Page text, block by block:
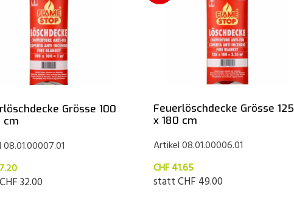
Grösse 100
cm
CHF 32.00
Feuerlöschdecke Grösse 125
x 180 cm
Artikel 08.01.00006.01
CHF 41.65
stattCHF 49.00